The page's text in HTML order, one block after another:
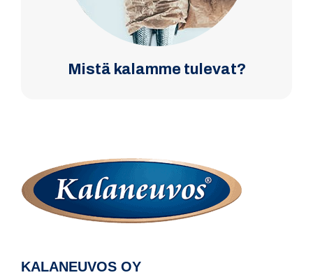
Mistä kalamme tulevat?
KALANEUVOS OY